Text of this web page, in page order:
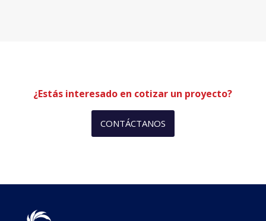
¿Estás interesado en cotizar un proyecto?
CONTÁCTANOS